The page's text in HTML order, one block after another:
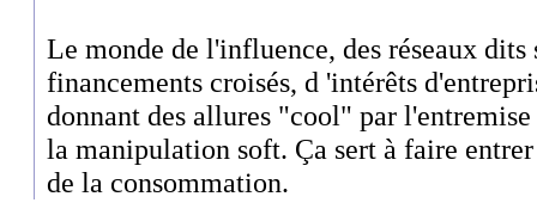
Le monde de l'influence, des réseaux dits
financements croisés, d 'intérêts
donnant des allures "cool" par
la manipulation soft. Ça sert à faire
de la consommation.